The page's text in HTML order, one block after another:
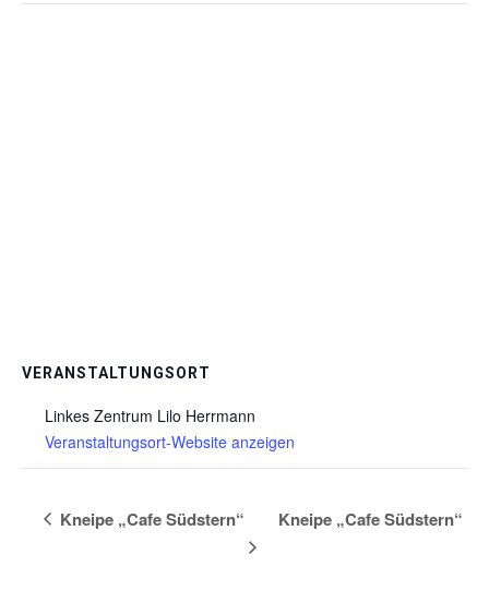
VERANSTALTUNGSORT
Linkes Zentrum Lilo Herrmann
Veranstaltungsort-Website anzeigen
Kneipe „Cafe Südstern“ Kneipe „Cafe Südstern“